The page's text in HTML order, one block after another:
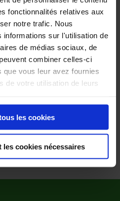
fonctionnalités relatives aux
notre trafic. Nous
informations sur l'utilisation de
de médias sociaux, de
combiner celles-ci
vous leur avez fournies
de votre utilisation de leurs
les cookies
les cookies nécessaires